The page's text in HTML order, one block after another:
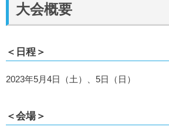
大会概要
＜日程＞
2023年5月4日（土）、5日（日）
＜会場＞